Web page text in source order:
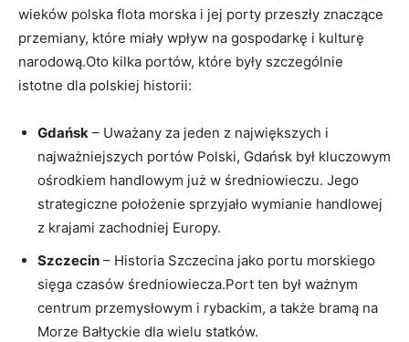
wieków‍ polska⁢ flota morska i jej‍ porty przeszły znaczące
przemiany, które miały wpływ na gospodarkę i kulturę
narodową.Oto kilka portów, które były szczególnie
istotne dla ⁣polskiej historii:
Gdańsk – Uważany za jeden z⁣ największych⁤ i
⁣najważniejszych portów ⁤Polski, Gdańsk był kluczowym
ośrodkiem handlowym już w ⁢średniowieczu. Jego⁢
strategiczne położenie sprzyjało wymianie‍ handlowej
z krajami zachodniej Europy.
Szczecin – Historia Szczecina jako portu morskiego
sięga czasów średniowiecza.Port ten był‍ ważnym
centrum przemysłowym i rybackim, a także bramą na
Morze⁣ Bałtyckie dla wielu statków.